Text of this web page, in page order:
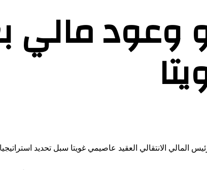
وعود مالي
المالي الانتقالي العقيد عاصيمي غويتا سبل تحديد